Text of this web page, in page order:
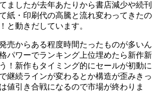
ましたが去年あたりから書店減少や続刊
・印刷代の高騰と流れ変わってきたの
と動きだしています。
売からある程度時間たったものが多いん
パワーでランキング上位埋めたら新作新
！新作もタイミング的にセールが初動に
継続ラインが変わるとか構造が歪みきっ
値引き合戦になるので市場が終わりま